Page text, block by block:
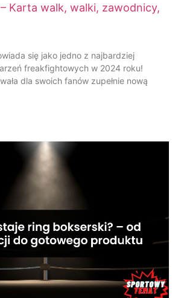
Karta walk, walki, zawodnicy,
się jako jedno z najbardziej
freakfightowych w 2024 roku!
dla swoich fanów zupełnie nową